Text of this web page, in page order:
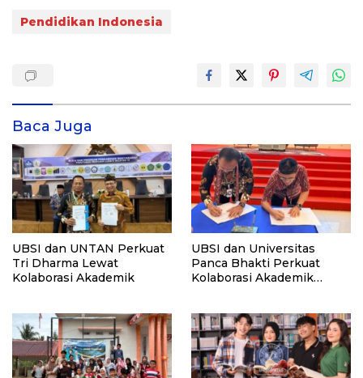
Pendidikan Indonesia
Baca Juga
UBSI dan UNTAN Perkuat
Tri Dharma Lewat
Kolaborasi Akademik
UBSI dan Universitas
Panca Bhakti Perkuat
Kolaborasi Akademik